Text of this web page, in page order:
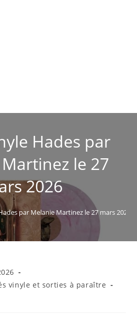
Hades par
le 27
2026
par Melanie Martinez le 27 mars 2026
vinyle et sorties à paraître